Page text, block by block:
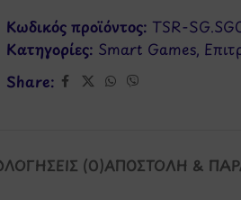
Κωδικός προϊόντος: TSR-
Κατηγορίες: Smart Games,
Share:
(0)ΑΠΟΣΤΟΛΉ &